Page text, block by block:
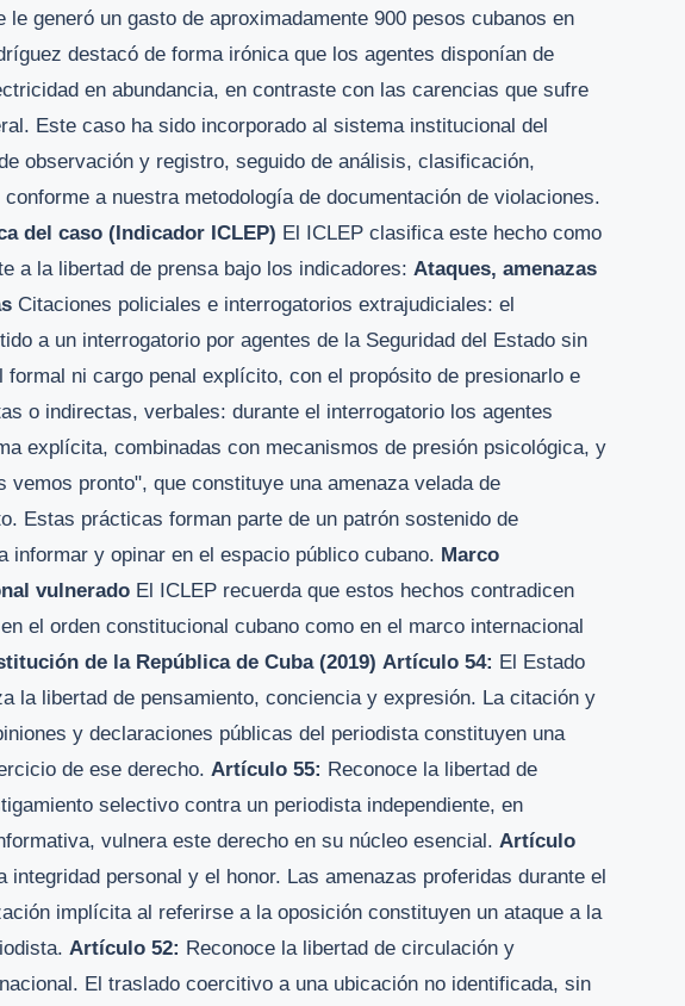
le generó un gasto de aproximadamente 900 pesos cubanos en
destacó de forma irónica que los agentes disponían de
en abundancia, en contraste con las carencias que sufre
Este caso ha sido incorporado al sistema institucional del
observación y registro, seguido de análisis, clasificación,
a nuestra metodología de documentación de violaciones.
del caso (Indicador ICLEP) El ICLEP clasifica este hecho como
a la libertad de prensa bajo los indicadores: Ataques, amenazas
Citaciones policiales e interrogatorios extrajudiciales: el
a un interrogatorio por agentes de la Seguridad del Estado sin
formal ni cargo penal explícito, con el propósito de presionarlo e
o indirectas, verbales: durante el interrogatorio los agentes
explícita, combinadas con mecanismos de presión psicológica, y
vemos pronto", que constituye una amenaza velada de
Estas prácticas forman parte de un patrón sostenido de
informar y opinar en el espacio público cubano. Marco
vulnerado El ICLEP recuerda que estos hechos contradicen
el orden constitucional cubano como en el marco internacional
de la República de Cuba (2019) Artículo 54: El Estado
la libertad de pensamiento, conciencia y expresión. La citación y
y declaraciones públicas del periodista constituyen una
de ese derecho. Artículo 55: Reconoce la libertad de
selectivo contra un periodista independiente, en
vulnera este derecho en su núcleo esencial. Artículo
integridad personal y el honor. Las amenazas proferidas durante el
implícita al referirse a la oposición constituyen un ataque a la
Artículo 52: Reconoce la libertad de circulación y
El traslado coercitivo a una ubicación no identificada, sin